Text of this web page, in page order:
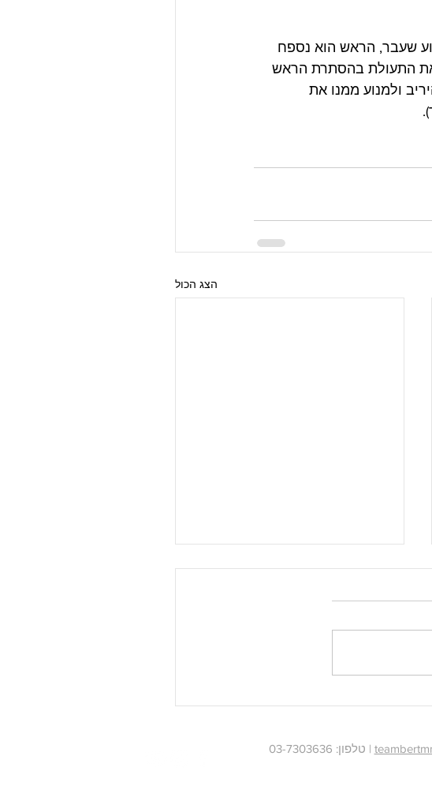
שעבר, הראש הוא נספח
את התעולת בהסתרת הראש
ולמנוע ממנו את
הצג הכול
| טלפון: 03-7303636